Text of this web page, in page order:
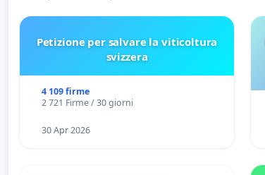
Petizione per salvare la viticoltura
svizzera
4 109 firme
2 721 Firme / 30 giorni
30 Apr 2026